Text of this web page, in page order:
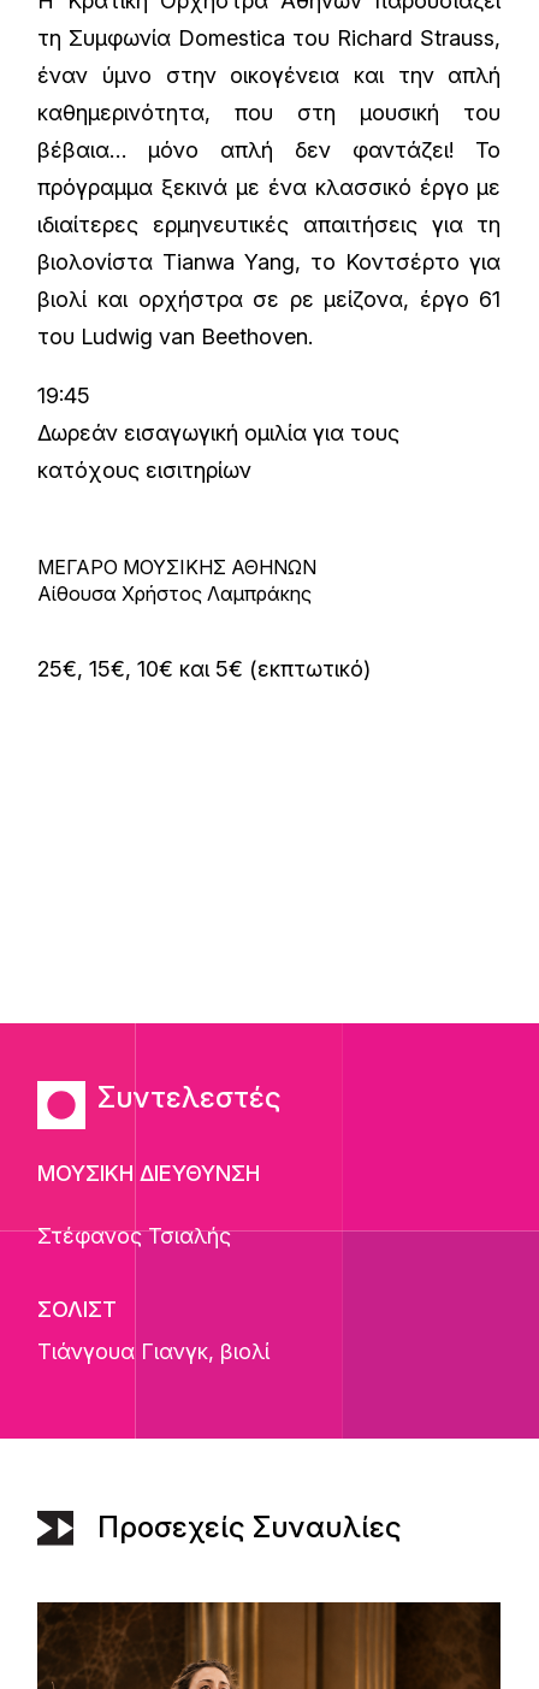
τη Συμφωνία Domestica του Richard Strauss,
έναν ύμνο στην οικογένεια και την απλή
καθημερινότητα, που στη μουσική του
βέβαια… μόνο απλή δεν φαντάζει! Το
πρόγραμμα ξεκινά με ένα κλασσικό έργο με
ιδιαίτερες ερμηνευτικές απαιτήσεις για τη
βιολονίστα Tianwa Yang, το Κοντσέρτο για
βιολί και ορχήστρα σε ρε μείζονα, έργο 61
του Ludwig van Beethoven.
19:45
Δωρεάν εισαγωγική ομιλία για τους
κατόχους εισιτηρίων
ΜΕΓΑΡΟ ΜΟΥΣΙΚΗΣ ΑΘΗΝΩΝ
Αίθουσα Χρήστος Λαμπράκης
25€, 15€, 10€ και 5€ (εκπτωτικό)
Συντελεστές
ΜΟΥΣΙΚΗ ΔΙΕΥΘΥΝΣΗ
Στέφανος Τσιαλής
ΣΟΛΙΣΤ
Τιάνγουα Γιανγκ, βιολί
Προσεχείς Συναυλίες